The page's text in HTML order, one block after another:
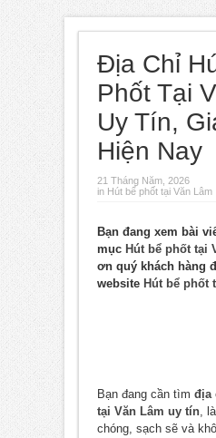
Địa Chỉ
Phốt Tại
Uy Tín,
Hiện Nay
21 Tháng Năm, 2026
in Hút bể phốt tại Văn Lâm
Bạn đang xem bài
mục Hút bể phốt tại
ơn quý khách hàng
website Hút bể phốt
Bạn đang cần tìm địa
tại Văn Lâm uy tín,
chóng, sạch sẽ và